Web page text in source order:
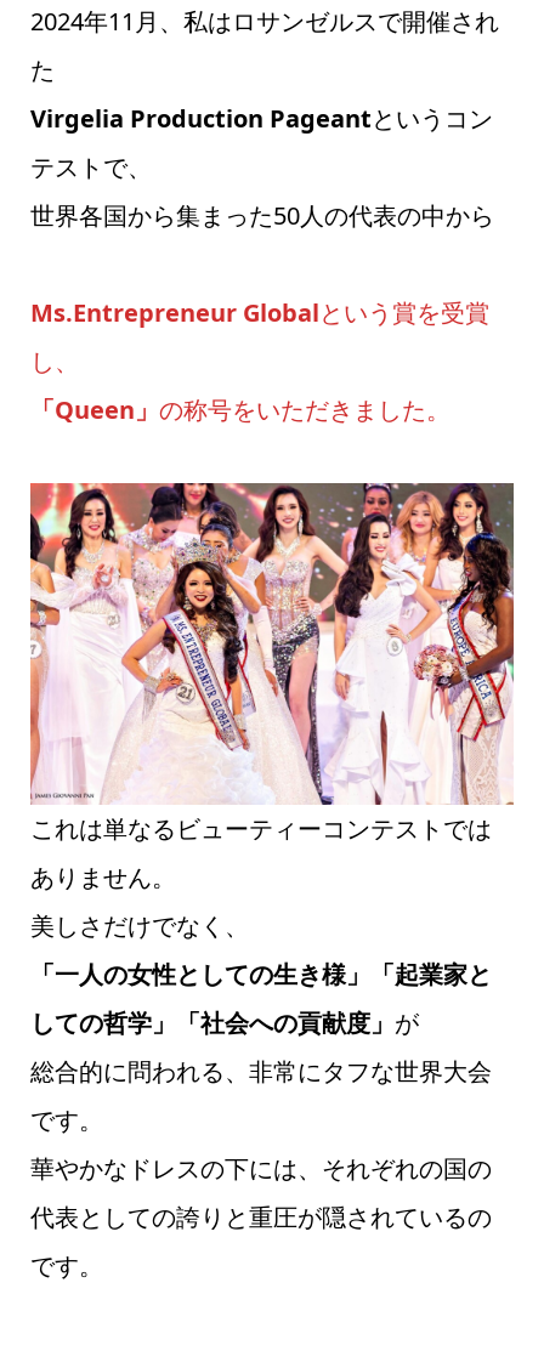
2024年11月、私はロサンゼルスで開催され
た
Virgelia Production Pageantというコン
テストで、
世界各国から集まった50人の代表の中から
Ms.Entrepreneur Globalという賞を受賞
し、
「Queen」 の称号をいただきました。
これは単なるビューティーコンテストでは
ありません。
美しさだけでなく、
「一人の女性としての生き様」「起業家と
しての哲学」「社会への貢献度」 が
総合的に問われる、非常にタフな世界大会
です。
華やかなドレスの下には、それぞれの国の
代表としての誇りと重圧が隠されているの
です。